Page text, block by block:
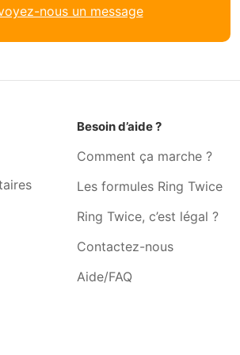
Garde animaux Engis
Garde animaux Bierwart
Garde animaux Hannut
Garde animaux Wierde
Garde animaux Remicourt
nous un message
Besoin d’aide ?
Comment ça marche ?
Les formules Ring Twice
Ring Twice, c’est légal ?
Contactez-nous
Aide/FAQ